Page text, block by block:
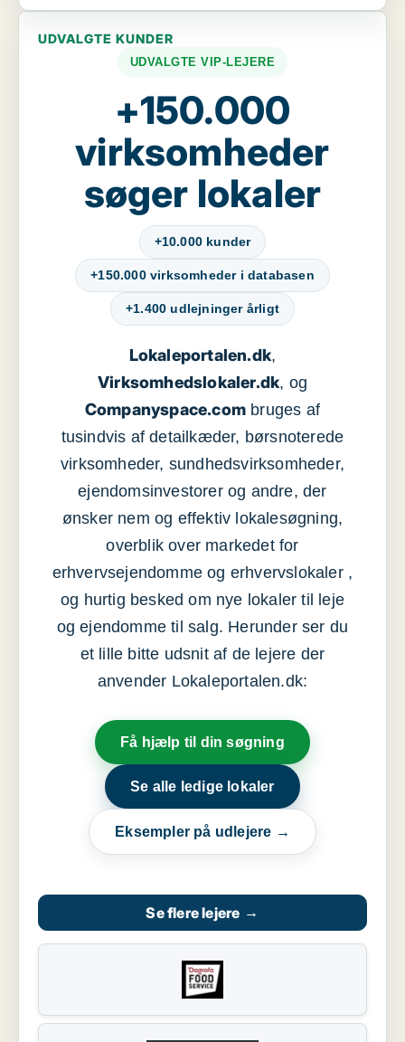
UDVALGTE KUNDER
UDVALGTE VIP-LEJERE
+150.000
virksomheder
søger lokaler
+10.000 kunder
+150.000 virksomheder i databasen
+1.400 udlejninger årligt
Lokaleportalen.dk,
Virksomhedslokaler.dk, og
Companyspace.com bruges af
tusindvis af detailkæder, børsnoterede
virksomheder, sundhedsvirksomheder,
ejendomsinvestorer og andre, der
ønsker nem og effektiv lokalesøgning,
overblik over markedet for
erhvervsejendomme og erhvervslokaler ,
og hurtig besked om nye lokaler til leje
og ejendomme til salg. Herunder ser du
et lille bitte udsnit af de lejere der
anvender Lokaleportalen.dk:
Få hjælp til din søgning
Se alle ledige lokaler
Eksempler på udlejere →
Se flere lejere →